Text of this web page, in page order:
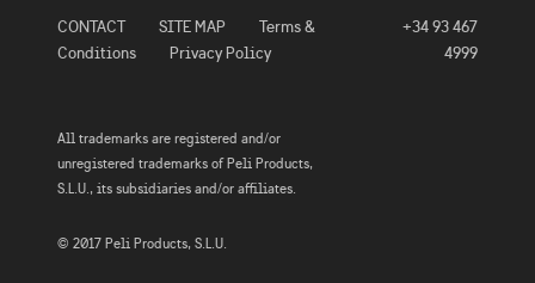
CONTACT SITE MAP
Terms &
Conditions
Privacy Policy
+34 93 467
4999
All trademarks are registered and/or
unregistered trademarks of Peli Products,
S.L.U., its subsidiaries and/or affiliates.
© 2017 Peli Products, S.L.U.